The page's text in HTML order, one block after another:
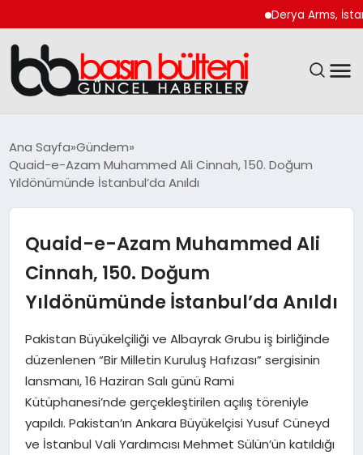
Derya Arms, İstanbul
GÜNCEL
SAĞLIK
SPOR
TEKNOLOJI
YAŞAM
Ana Sayfa Gündem
Quaid-e-Azam Muhammed Ali Cinnah, 150. Doğum
Yıldönümünde İstanbul’da Anıldı
Quaid-e-Azam Muhammed Ali
Cinnah, 150. Doğum
Yıldönümünde İstanbul’da Anıldı
Pakistan Büyükelçiliği ve Albayrak Grubu iş birliğinde
düzenlenen “Bir Milletin Kuruluş Hafızası” sergisinin
lansmanı, 16 Haziran Salı günü Rami
Kütüphanesi’nde gerçekleştirilen açılış töreniyle
yapıldı. Pakistan’ın Ankara Büyükelçisi Yusuf Cüneyd
ve İstanbul Vali Yardımcısı Mehmet Sülün’ün katıldığı